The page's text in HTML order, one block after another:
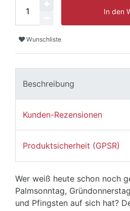
In den
Wunschliste
Beschreibung
Kunden-Rezensionen
Produktsicherheit (GPSR)
Wer weiß heute schon noch
Palmsonntag,
und Pfingsten auf sich hat?